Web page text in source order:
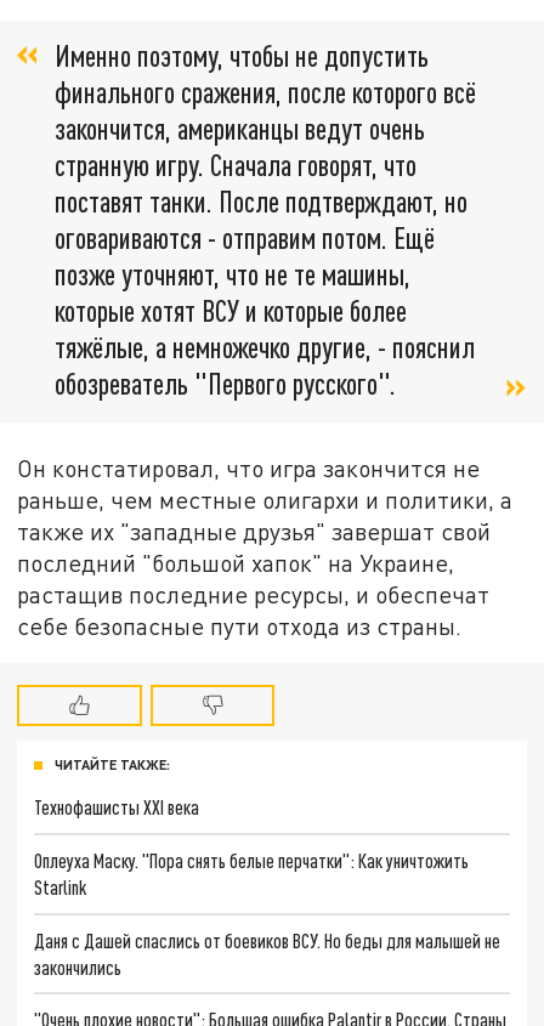
Именно поэтому, чтобы не допустить
финального сражения, после которого всё
закончится, американцы ведут очень
странную игру. Сначала говорят, что
поставят танки. После подтверждают, но
оговариваются - отправим потом. Ещё
позже уточняют, что не те машины,
которые хотят ВСУ и которые более
тяжёлые, а немножечко другие, - пояснил
обозреватель "Первого русского".
Он констатировал, что игра закончится не
раньше, чем местные олигархи и политики, а
также их "западные друзья" завершат свой
последний "большой хапок" на Украине,
растащив последние ресурсы, и обеспечат
себе безопасные пути отхода из страны.
ЧИТАЙТЕ ТАКЖЕ:
Технофашисты XXI века
Оплеуха Маску. "Пора снять белые перчатки": Как уничтожить
Starlink
Даня с Дашей спаслись от боевиков ВСУ. Но беды для малышей не
закончились
"Очень плохие новости": Большая ошибка Palantir в России. Страны